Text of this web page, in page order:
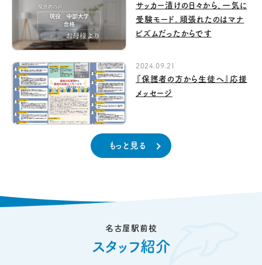
サッカー漬けの日々から、一気に
受験モード。頑張れたのはマナ
ビズムだったからです
2024.09.21
『保護者の方から生徒へ』応援
メッセージ
もっと見る
名古屋駅前校
スタッフ紹介